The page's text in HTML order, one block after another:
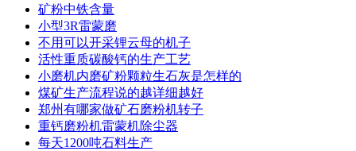
矿粉中铁含量
小型3R雷蒙磨
不用可以开采锂云母的机子
活性重质碳酸钙的生产工艺
小磨机内磨矿粉颗粒生石灰是怎样的
煤矿生产流程说的越详细越好
郑州有哪家做矿石磨粉机转子
重钙磨粉机雷蒙机除尘器
每天1200吨石料生产